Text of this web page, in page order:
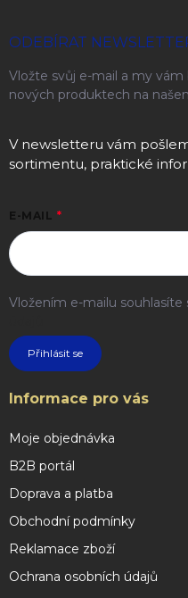
ODEBÍRAT
Vložte svůj e-mail a my
nových produktech na
V newsletteru vám
sortimentu, praktické
E-MAIL
Vložením e-mailu souhlasíte
Přihlásit se
Informace pro vás
Moje objednávka
B2B portál
Doprava a platba
Obchodní podmínky
Reklamace zboží
Ochrana osobních údajů